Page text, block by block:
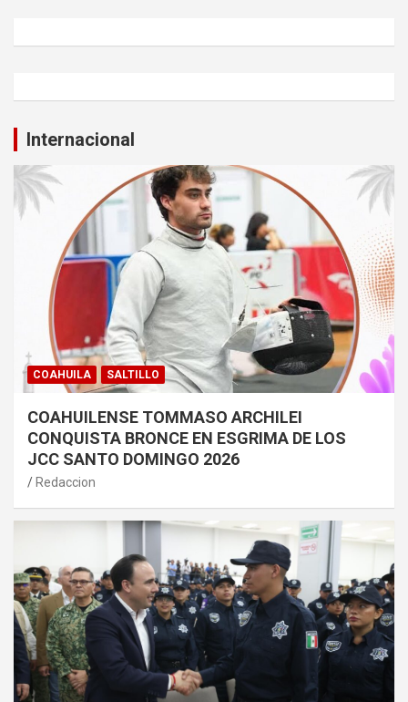
Internacional
COAHUILA SALTILLO
COAHUILENSE TOMMASO ARCHILEI
CONQUISTA BRONCE EN ESGRIMA DE LOS
JCC SANTO DOMINGO 2026
Redaccion